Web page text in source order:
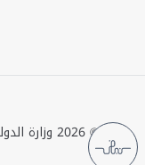
©
2026 وزارة